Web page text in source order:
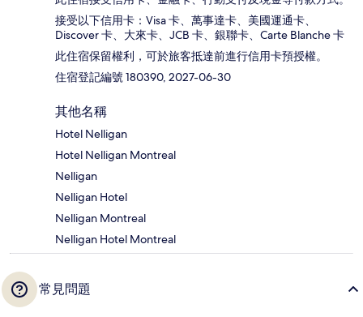
接受以下信用卡：Visa 卡、萬事達卡、美國運通卡、
Discover 卡、大來卡、JCB 卡、銀聯卡、Carte Blanche 卡
此住宿保留權利，可於旅客抵達前進行信用卡預授權。
住宿登記編號 180390, 2027-06-30
其他名稱
Hotel Nelligan
Hotel Nelligan Montreal
Nelligan
Nelligan Hotel
Nelligan Montreal
Nelligan Hotel Montreal
常見問題